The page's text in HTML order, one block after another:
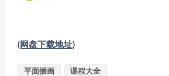
(网盘下载地址)
平面插画 课程大全